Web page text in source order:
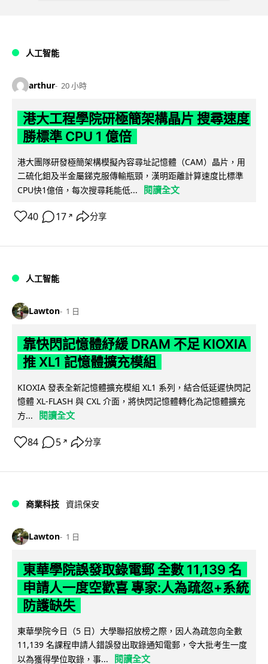
人工智能
arthur 20 小時
港大工程學院研極簡架構晶片 搜尋速度
勝標準 CPU 1 億倍
港大團隊研發極簡架構模擬內容尋址記憶體（CAM）晶片，用
二硫化鉬及半金屬銻克服傳輸瓶頸，漢明距離計算速度比標準
CPU快1億倍，每次搜尋耗能低...
閱讀全文
40 17 ↗ 分享
人工智能
Lawton 1 日
靠快閃記憶體紓緩 DRAM 不足 KIOXIA
推 XL1 記憶體擴充模組
KIOXIA 發表全新記憶體擴充模組 XL1 系列，結合低延遲快閃記
憶體 XL-FLASH 與 CXL 介面，將快閃記憶體轉化為記憶體擴充
方...
閱讀全文
84 5 ↗ 分享
商業科技 資訊保安
Lawton 1 日
東華學院誤發取錄電郵 全數 11,139 名
申請人一度空歡喜 專家:人為疏忽+系統
防護缺失
東華學院今日（5 日）大學聯招放榜之際，因人為疏忽向全數
11,139 名課程申請人錯誤發出取錄通知電郵，令大批考生一度
以為獲得學位取錄，事...
閱讀全文